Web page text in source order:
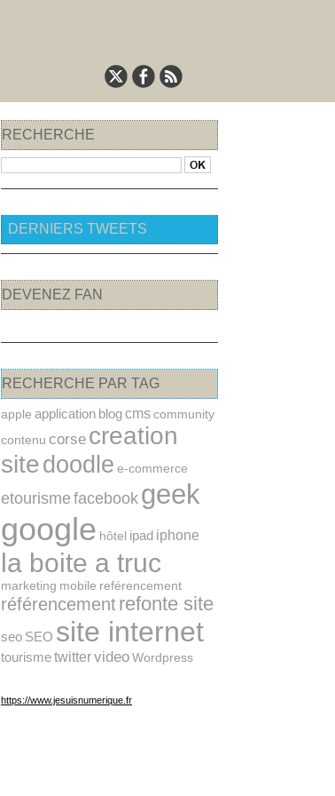
RECHERCHE
DERNIERS TWEETS
DEVENEZ FAN
RECHERCHE PAR TAG
apple application blogcmscommunity
contenu corse creation
sitedoodle e-commerce
etourisme facebook geek
google hôtel ipad iphone
la boite a truc
marketing mobile reférencement
référencementrefonte site
seo SEO site internet
tourismetwittervideoWordpress
https://www.jesuisnumerique.fr